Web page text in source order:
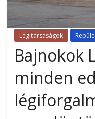
Légitársaságok
Bajnokok
minden